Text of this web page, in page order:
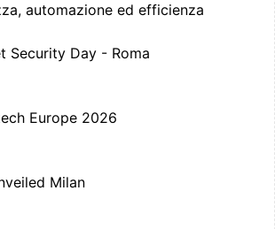
automazione ed efficienza
Security Day - Roma
Europe 2026
Milan